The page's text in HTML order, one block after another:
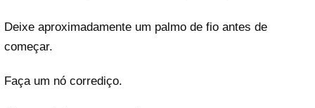
Deixe aproximadamente um palmo de fio antes de
começar.
Faça um nó corrediço.